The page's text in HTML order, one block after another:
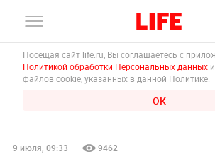
Посещая сайт life.ru, Вы соглашаетесь с
Политикой обработки Персональных данных
файлов cookie, указанных в данной Политике.
ОК
9 июля, 09:33 9462